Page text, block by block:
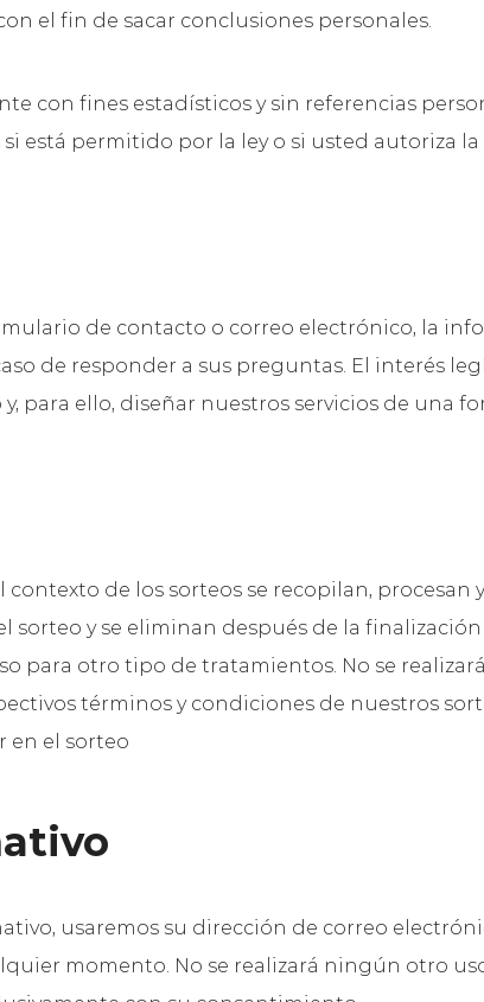
el fin de sacar conclusiones personales.
con fines estadísticos y sin referencias
está permitido por la ley o si usted autoriza
de contacto o correo electrónico, la
de responder a sus preguntas. El interés
para ello, diseñar nuestros servicios de una
contexto de los sorteos se recopilan,
y se eliminan después de la
para otro tipo de tratamientos. No se
términos y condiciones de nuestros
en el sorteo
usaremos su dirección de correo
momento. No se realizará ningún otro